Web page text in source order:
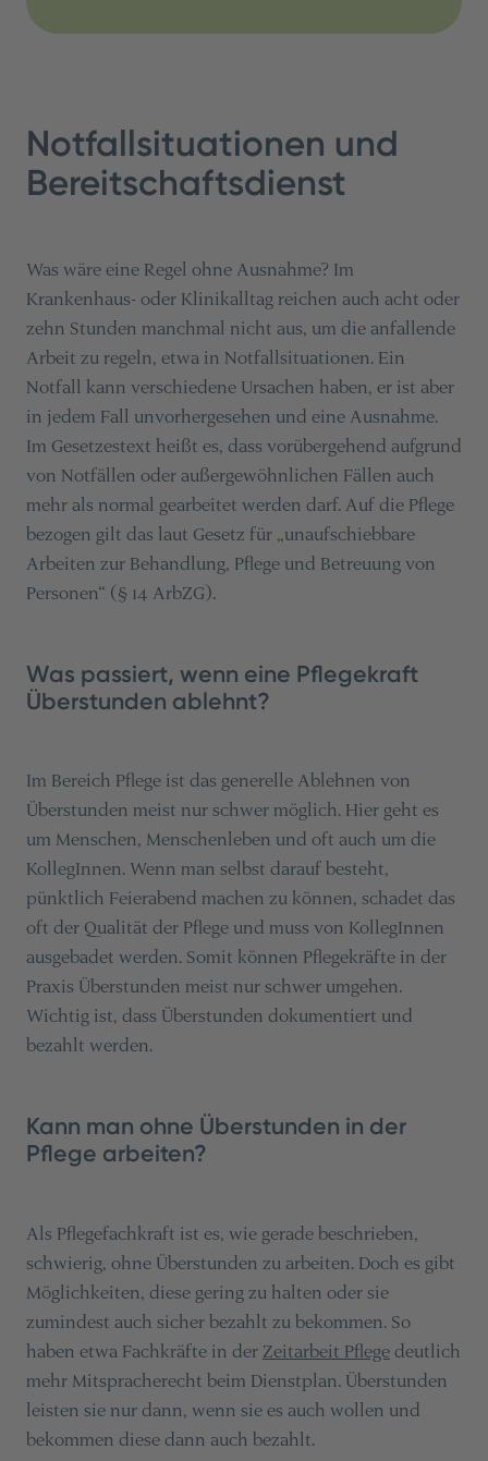
Notfallsituationen und
Bereitschaftsdienst
Was wäre eine Regel ohne Ausnahme? Im
Krankenhaus- oder Klinikalltag reichen auch acht oder
zehn Stunden manchmal nicht aus, um die anfallende
Arbeit zu regeln, etwa in Notfallsituationen. Ein
Notfall kann verschiedene Ursachen haben, er ist aber
in jedem Fall unvorhergesehen und eine Ausnahme.
Im Gesetzestext heißt es, dass vorübergehend aufgrund
von Notfällen oder außergewöhnlichen Fällen auch
mehr als normal gearbeitet werden darf. Auf die Pflege
bezogen gilt das laut Gesetz für „unaufschiebbare
Arbeiten zur Behandlung, Pflege und Betreuung von
Personen“ (§ 14 ArbZG).
Was passiert, wenn eine Pflegekraft
Überstunden ablehnt?
Im Bereich Pflege ist das generelle Ablehnen von
Überstunden meist nur schwer möglich. Hier geht es
um Menschen, Menschenleben und oft auch um die
KollegInnen. Wenn man selbst darauf besteht,
pünktlich Feierabend machen zu können, schadet das
oft der Qualität der Pflege und muss von KollegInnen
ausgebadet werden. Somit können Pflegekräfte in der
Praxis Überstunden meist nur schwer umgehen.
Wichtig ist, dass Überstunden dokumentiert und
bezahlt werden.
Kann man ohne Überstunden in der
Pflege arbeiten?
Als Pflegefachkraft ist es, wie gerade beschrieben,
schwierig, ohne Überstunden zu arbeiten. Doch es gibt
Möglichkeiten, diese gering zu halten oder sie
zumindest auch sicher bezahlt zu bekommen. So
haben etwa Fachkräfte in der Zeitarbeit Pflegedeutlich
mehr Mitspracherecht beim Dienstplan. Überstunden
leisten sie nur dann, wenn sie es auch wollen und
bekommen diese dann auch bezahlt.